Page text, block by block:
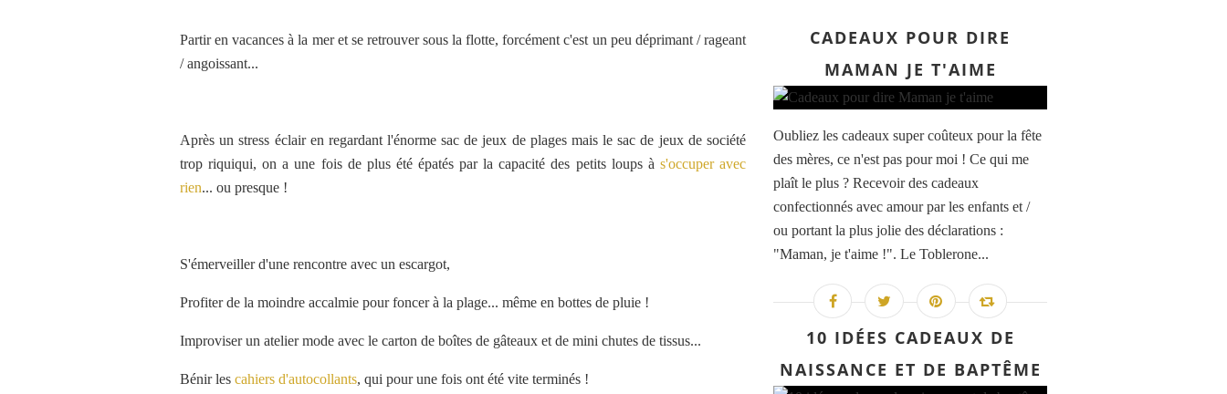
Partir en vacances à la mer et se retrouver sous la flotte, forcément c'est un peu déprimant / rageant
/ angoissant...
Après un stress éclair en regardant l'énorme sac de jeux de plages mais le sac de jeux de société
trop riquiqui, on a une fois de plus été épatés par la capacité des petits loups à s'occuper avec
rien... ou presque !
S'émerveiller d'une rencontre avec un escargot,
Profiter de la moindre accalmie pour foncer à la plage... même en bottes de pluie !
Improviser un atelier mode avec le carton de boîtes de gâteaux et de mini chutes de tissus...
Bénir les cahiers d'autocollants, qui pour une fois ont été vite terminés !
CADEAUX POUR DIRE
MAMAN JE T'AIME
Oubliez les cadeaux super coûteux pour la fête
des mères, ce n'est pas pour moi ! Ce qui me
plaît le plus ? Recevoir des cadeaux
confectionnés avec amour par les enfants et /
ou portant la plus jolie des déclarations :
"Maman, je t'aime !". Le Toblerone...
10 IDÉES CADEAUX DE
NAISSANCE ET DE BAPTÊME